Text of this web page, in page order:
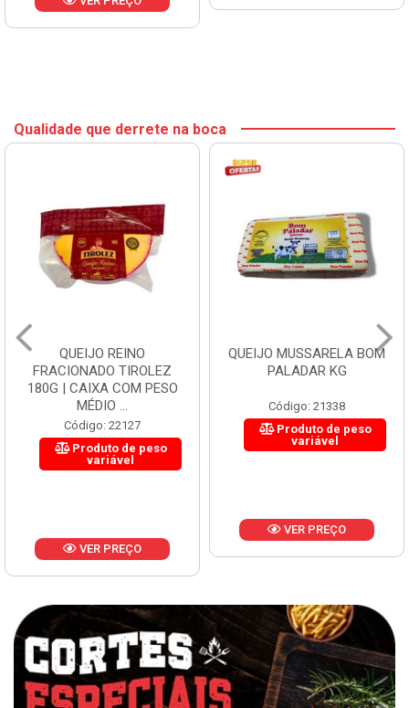
VER PREÇO
Qualidade que derrete na boca
QUEIJO REINO
FRACIONADO TIROLEZ
180G | CAIXA COM PESO
MÉDIO ...
Código: 22127
Produto de peso
variável
VER PREÇO
QUEIJO MUSSARELA BOM
Código: 21338
Produto de peso
variável
VER PREÇO